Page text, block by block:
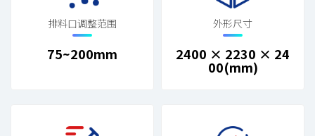
排料口调整范围
75~200mm
外形尺寸
2400 × 2230 × 24
00(mm)